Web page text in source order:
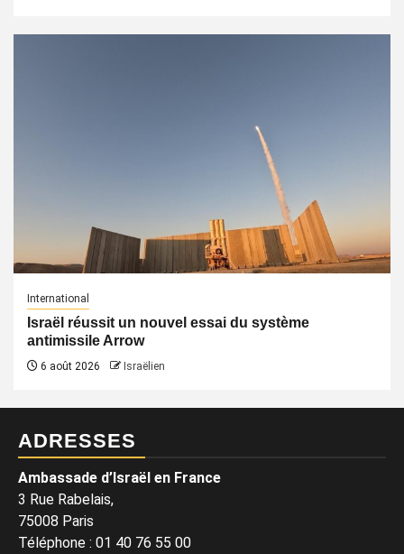
International
Israël réussit un nouvel essai du système
antimissile Arrow
6 août 2026 Israëlien
ADRESSES
Ambassade d’Israël en France
3 Rue Rabelais,
75008 Paris
Téléphone : 01 40 76 55 00